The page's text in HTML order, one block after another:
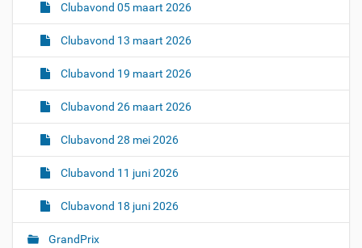
Clubavond 05 maart 2026
Clubavond 13 maart 2026
Clubavond 19 maart 2026
Clubavond 26 maart 2026
Clubavond 28 mei 2026
Clubavond 11 juni 2026
Clubavond 18 juni 2026
GrandPrix